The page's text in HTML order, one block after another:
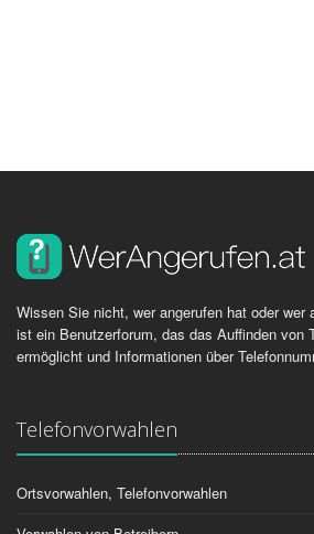
Wissen Sie nicht, wer angerufen hat oder wer
ist ein Benutzerforum, das das Auffinden von
ermöglicht und Informationen über
Telefonvorwahlen
Ortsvorwahlen, Telefonvorwahlen